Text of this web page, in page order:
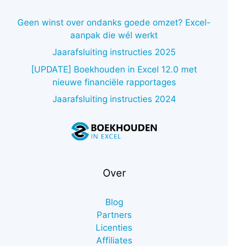
Geen winst over ondanks goede omzet? Excel-
aanpak die wél werkt
Jaarafsluiting instructies 2025
[UPDATE] Boekhouden in Excel 12.0 met
nieuwe financiële rapportages
Jaarafsluiting instructies 2024
Over
Blog
Partners
Licenties
Affiliates